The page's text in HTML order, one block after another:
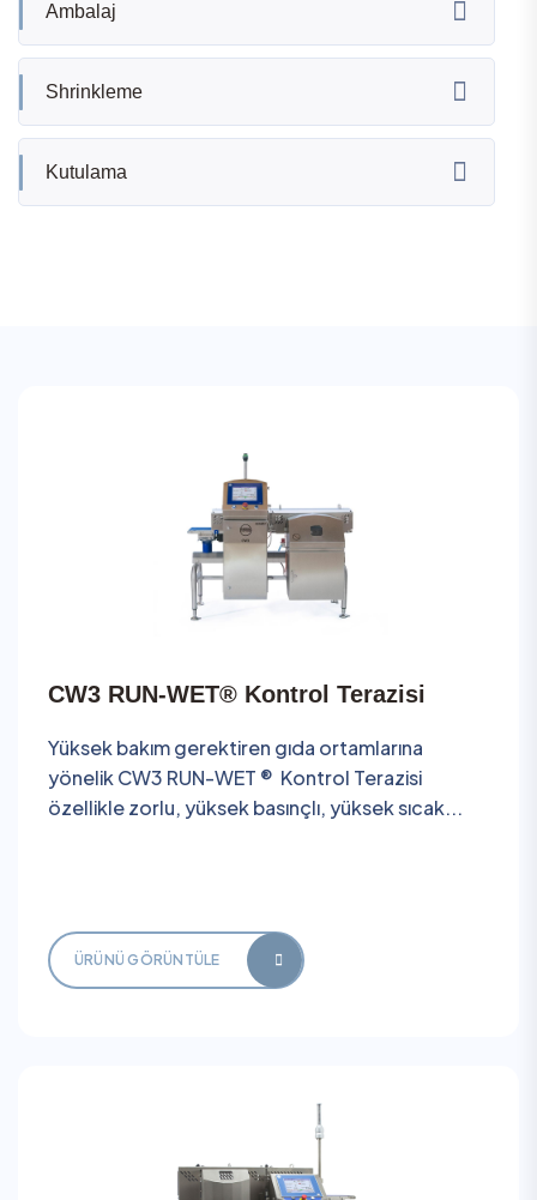
Ambalaj
Shrinkleme
Kutulama
CW3 RUN-WET® Kontrol Terazisi
Yüksek bakım gerektiren gıda ortamlarına
yönelik CW3 RUN-WET ® Kontrol Terazisi
özellikle zorlu, yüksek basınçlı, yüksek sıcak...
ÜRÜNÜ GÖRÜNTÜLE